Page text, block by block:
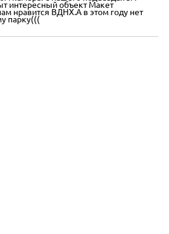
интересный объект Макет
нравится ВДНХ.А в этом году нет
парку(((